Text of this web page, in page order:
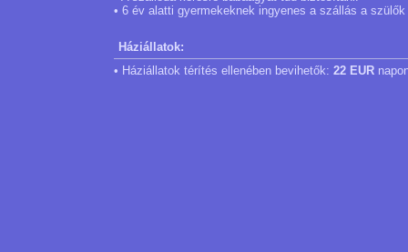
• 6 év alatti gyermekeknek ingyenes a szállás a
Háziállatok:
• Háziállatok térítés ellenében bevihetők: 22 EUR